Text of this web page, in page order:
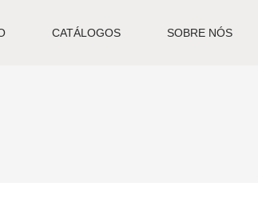
CATÁLOGOS SOBRE NÓS